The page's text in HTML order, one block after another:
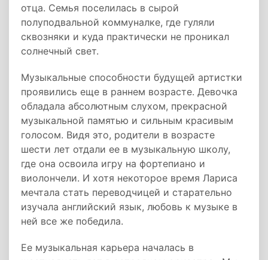
отца. Семья поселилась в сырой
полуподвальной коммуналке, где гуляли
сквозняки и куда практически не проникал
солнечный свет.
Музыкальные способности будущей артистки
проявились еще в раннем возрасте. Девочка
обладала абсолютным слухом, прекрасной
музыкальной памятью и сильным красивым
голосом. Видя это, родители в возрасте
шести лет отдали ее в музыкальную школу,
где она освоила игру на фортепиано и
виолончели. И хотя некоторое время Лариса
мечтала стать переводчицей и старательно
изучала английский язык, любовь к музыке в
ней все же победила.
Ее музыкальная карьера началась в